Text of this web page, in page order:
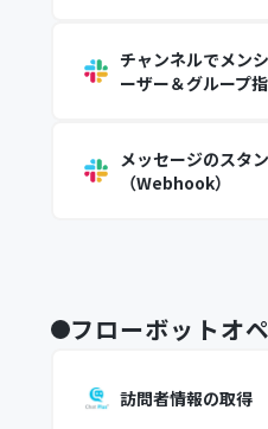
チャンネルでメン
ーザー＆グループ指
メッセージのスタ
（Webhook）
フローボットオ
訪問者情報の取得